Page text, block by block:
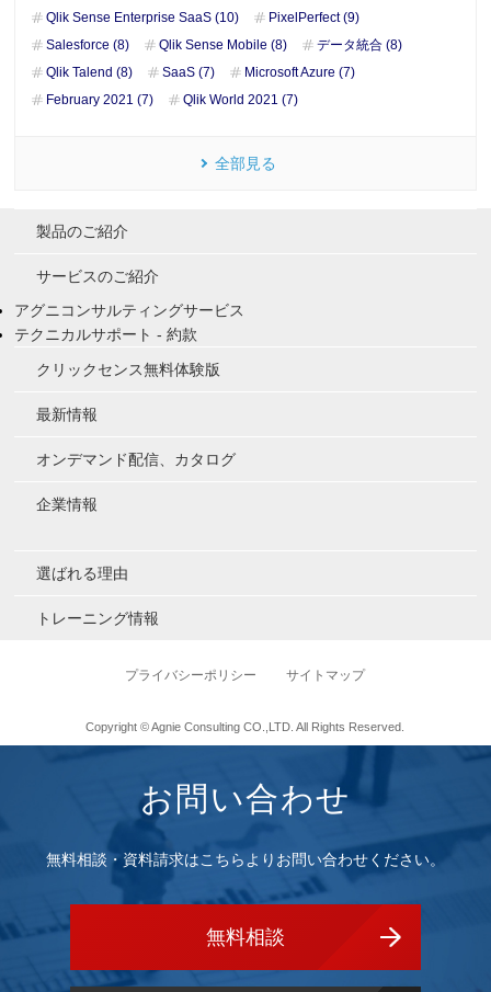
Qlik Sense Enterprise SaaS (10)
PixelPerfect (9)
Salesforce (8)
Qlik Sense Mobile (8)
データ統合 (8)
Qlik Talend (8)
SaaS (7)
Microsoft Azure (7)
February 2021 (7)
Qlik World 2021 (7)
全部見る
製品のご紹介
サービスのご紹介
アグニコンサルティングサービス
テクニカルサポート - 約款
クリックセンス無料体験版
最新情報
オンデマンド配信、カタログ
企業情報
選ばれる理由
トレーニング情報
プライバシーポリシー サイトマップ
Copyright © Agnie Consulting CO.,LTD. All Rights Reserved.
お問い合わせ
無料相談・資料請求はこちらよりお問い合わせください。
無料相談